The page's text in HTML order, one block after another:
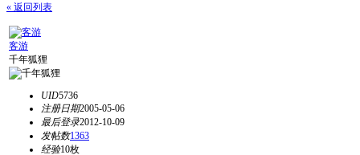
« 返回列表
客游
千年狐狸
UID5736
注册日期2005-05-06
最后登录2012-10-09
发帖数1363
经验10枚